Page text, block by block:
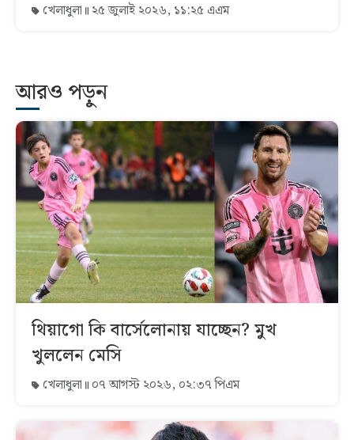
খেলাধুলা ২৫ জুলাই ২০২৬, ১১:২৫ এএম
আরও পড়ুন
থিয়াগো কি বার্সেলোনায় যাচ্ছেন? মুখ
খুললেন মেসি
খেলাধুলা ০৭ আগস্ট ২০২৬, ০২:৩৭ পিএম